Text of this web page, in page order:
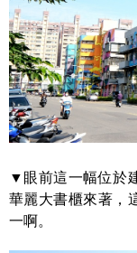
▼眼前這一幅位於
華麗大書櫃來著，
一啊。